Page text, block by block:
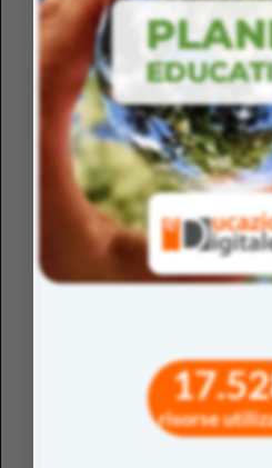
risorse
motivazione e di autenticità:
proporre un compito,
massimizzare la
rilevanza dell’attività.
Spunto operativo: Prima di
chiedere ai tuoi studenti:
argomento possa esserti utile?”.